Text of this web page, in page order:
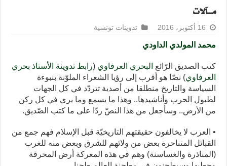
مـــآلات
16 أكتوبر، 2016 تدوينات تونسية
محمد المولدي الداودي
كتب الصديق الرّائع البحري العرفاوي (رابط تدوينة الأستاذ بحري
العرفاوي) نصّا هو أقرب إلى رؤيا الشعراء الملوّنة بنبوءة
السياسة والتاريخ منطلقا من أصدية تتردّد في كل الجهات
لطبول الحرب وأناشيدها.. وهذا ما يسمع وما يرى في كل ركن
من الأرض.. وسأجعل من هذا النصّ ردّا على ما كتب الصّديق.
• العرب لا يخالفون حقيقتهم التاريخيّة قبل الإسلام فهم جمع من
القبائل المتناحرة بعض من ولائهم للشرق وبعض منه للغرب
(المناذرة والغساسنة) وهم في هذه المعركة أرض المحرقة